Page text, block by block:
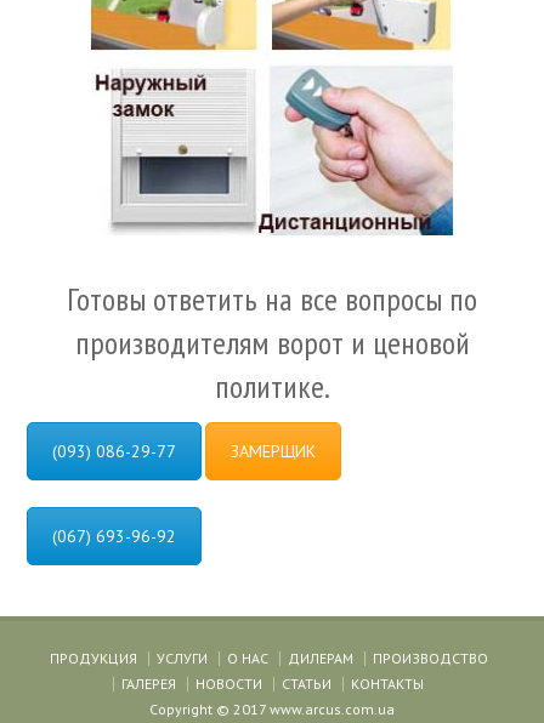
Готовы ответить на все вопросы по
производителям ворот и ценовой
политике.
(093) 086-29-77 ЗАМЕРЩИК
(067) 693-96-92
ПРОДУКЦИЯ УСЛУГИ О НАС ДИЛЕРАМ
ПРОИЗВОДСТВО
ГАЛЕРЕЯ
НОВОСТИ СТАТЬИ
КОНТАКТЫ
Copyright © 2017 www.arcus.com.ua